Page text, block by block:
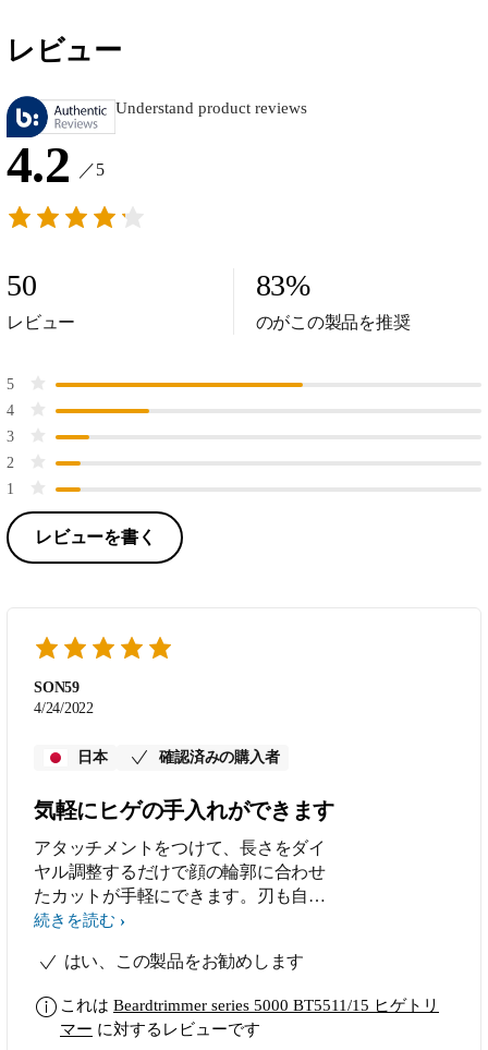
レビュー
Understand product reviews
4.2 ／5
50
レビュー
83%
のがこの製品を推奨
5
4
3
2
1
レビューを書く
SON59
4/24/2022
日本 確認済みの購入者
気軽にヒゲの手入れができます
アタッチメントをつけて、長さをダイ
ヤル調整するだけで顔の輪郭に合わせ
たカットが手軽にできます。刃も自動
研磨してくれるので本当に手間要らず
続きを読む
はい、この製品をお勧めします
これは Beardtrimmer series 5000 BT5511/15 ヒゲトリ
マー に対するレビューです